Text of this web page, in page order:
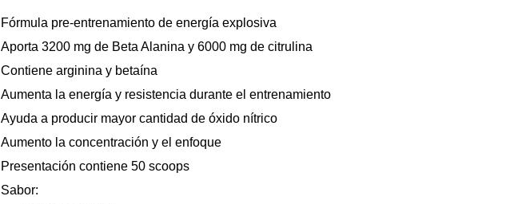
Fórmula pre-entrenamiento de energía explosiva
Aporta 3200 mg de Beta Alanina y 6000 mg de citrulina
Contiene arginina y betaína
Aumenta la energía y resistencia durante el entrenamiento
Ayuda a producir mayor cantidad de óxido nítrico
Aumento la concentración y el enfoque
Presentación contiene 50 scoops
Sabor: